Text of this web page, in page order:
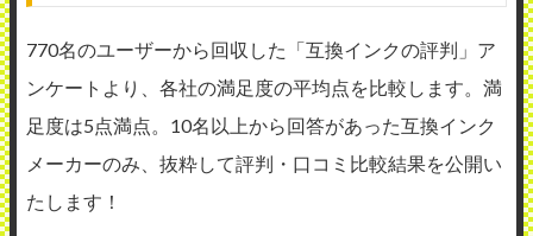
770名のユーザーから回収した「互換インクの評判」ア
ンケートより、各社の満足度の平均点を比較します。満
足度は5点満点。10名以上から回答があった互換インク
メーカーのみ、抜粋して評判・口コミ比較結果を公開い
たします！